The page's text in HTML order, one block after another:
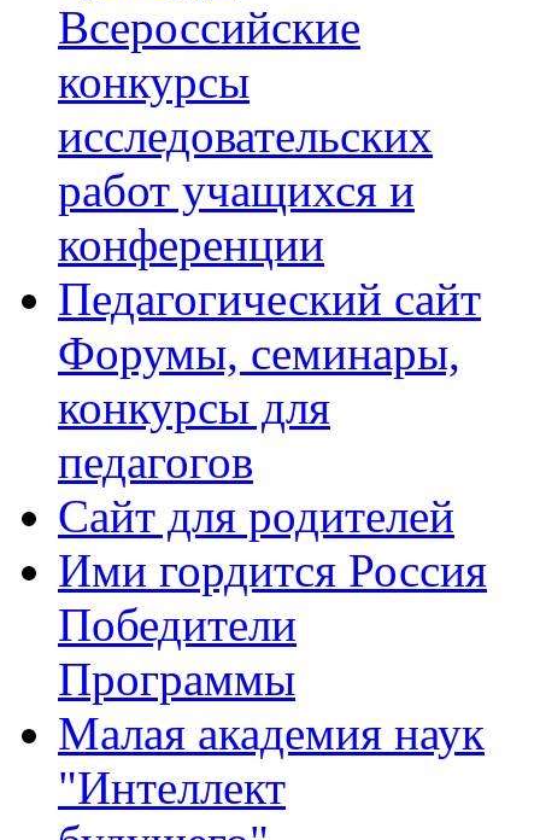
Всероссийские
конкурсы
исследовательских
работ учащихся и
конференции
Педагогический сайт
Форумы, семинары,
конкурсы для
педагогов
Сайт для родителей
Ими гордится Россия
Победители
Программы
Малая академия наук
"Интеллект